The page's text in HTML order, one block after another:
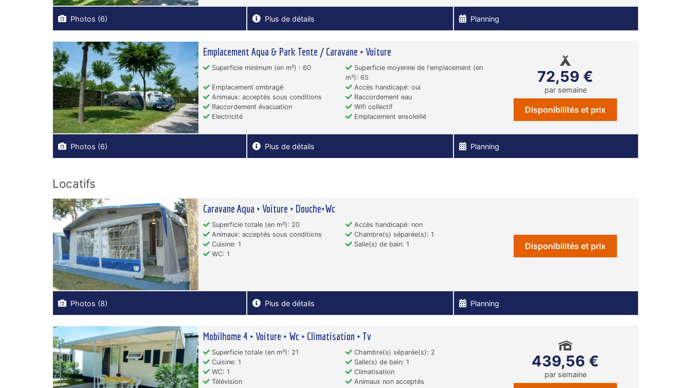
Photos (6) Plus de détails Planning
Emplacement Aqua & Park Tente / Caravane + Voiture
Superficie minimum (en m²) : 60
Superficie moyenne de l'emplacement (en
m²): 65
Emplacement ombragé
Accès handicapé: oui
Animaux: acceptés sous conditions
Raccordement eau
Raccordement évacuation
Wifi collectif
Electricité
Emplacement ensoleillé
72,59 €
par semaine
Disponibilités et prix
Photos (6) Plus de détails Planning
Locatifs
Caravane Aqua + Voiture + Douche+Wc
Superficie totale (en m²): 20
Accès handicapé: non
Animaux: acceptés sous conditions
Chambre(s) séparée(s): 1
Cuisine: 1
Salle(s) de bain: 1
WC: 1
Disponibilités et prix
Photos (8) Plus de détails Planning
Mobilhome 4 + Voiture + Wc + Climatisation + Tv
Superficie totale (en m²): 21
Chambre(s) séparée(s): 2
Cuisine: 1
Salle(s) de bain: 1
WC: 1
Climatisation
Télévision
Animaux non acceptés
439,56 €
par semaine